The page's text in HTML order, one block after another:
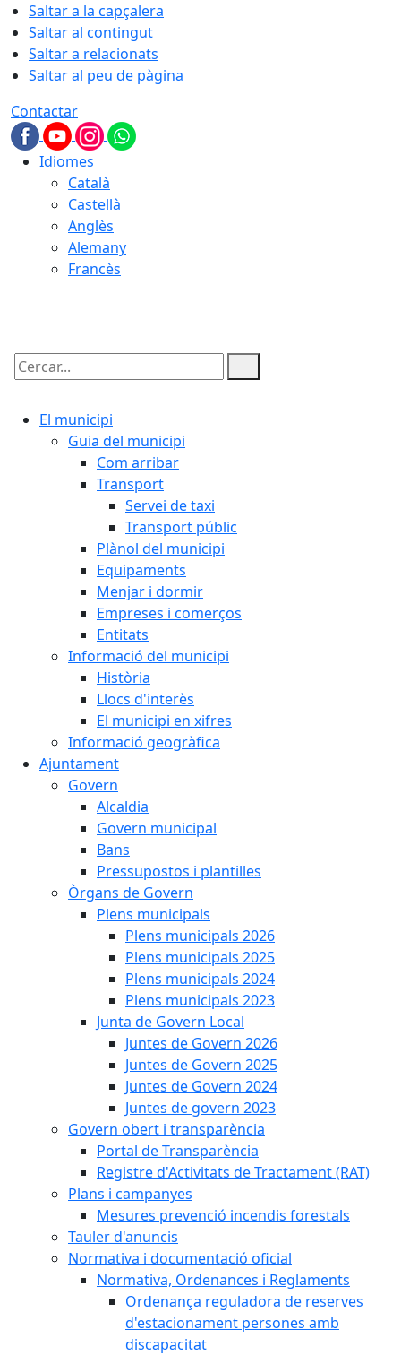
Saltar a la capçalera
Saltar al contingut
Saltar a relacionats
Saltar al peu de pàgina
Contactar
Idiomes
Català
Castellà
Anglès
Alemany
Francès
Cercar:
El municipi
Guia del municipi
Com arribar
Transport
Servei de taxi
Transport públic
Plànol del municipi
Equipaments
Menjar i dormir
Empreses i comerços
Entitats
Informació del municipi
Història
Llocs d'interès
El municipi en xifres
Informació geogràfica
Ajuntament
Govern
Alcaldia
Govern municipal
Bans
Pressupostos i plantilles
Òrgans de Govern
Plens municipals
Plens municipals 2026
Plens municipals 2025
Plens municipals 2024
Plens municipals 2023
Junta de Govern Local
Juntes de Govern 2026
Juntes de Govern 2025
Juntes de Govern 2024
Juntes de govern 2023
Govern obert i transparència
Portal de Transparència
Registre d'Activitats de Tractament (RAT)
Plans i campanyes
Mesures prevenció incendis forestals
Tauler d'anuncis
Normativa i documentació oficial
Normativa, Ordenances i Reglaments
Ordenança reguladora de reserves
d'estacionament persones amb
discapacitat